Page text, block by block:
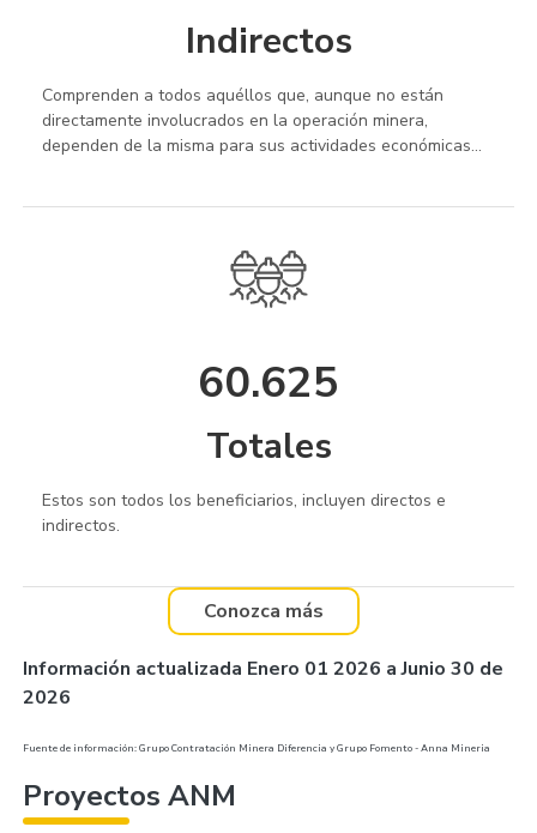
Indirectos
Comprenden a todos aquéllos que, aunque no están
directamente involucrados en la operación minera,
dependen de la misma para sus actividades económicas...
60.625
Totales
Estos son todos los beneficiarios, incluyen directos e
indirectos.
Conozca más
Información actualizada Enero 01 2026 a Junio 30 de
2026
Fuente de información: Grupo Contratación Minera Diferencia y Grupo Fomento - Anna Mineria
Proyectos ANM